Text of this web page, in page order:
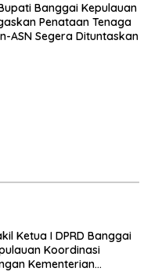
Banggai Kepulauan
Penataan Tenaga
ASN Segera Dituntaskan
Ketua I DPRD Banggai
Koordinasi
Kementerian